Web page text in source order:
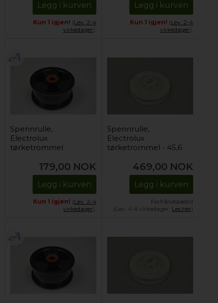
Legg i kurven
Kun 1 igjen! (Lev. 2-4
virkedager).
Legg i kurven
Kun 1 igjen! (Lev. 2-4
virkedager).
Spennrulle,
Electrolux
tørketrommel
179,00 NOK
Legg i kurven
Kun 1 igjen! (Lev. 2-4
virkedager).
Spennrulle,
Electrolux
tørketrommel - 45,6
469,00 NOK
Legg i kurven
Forhåndsbestill
(Lev. 4-6 virkedager. Les her)